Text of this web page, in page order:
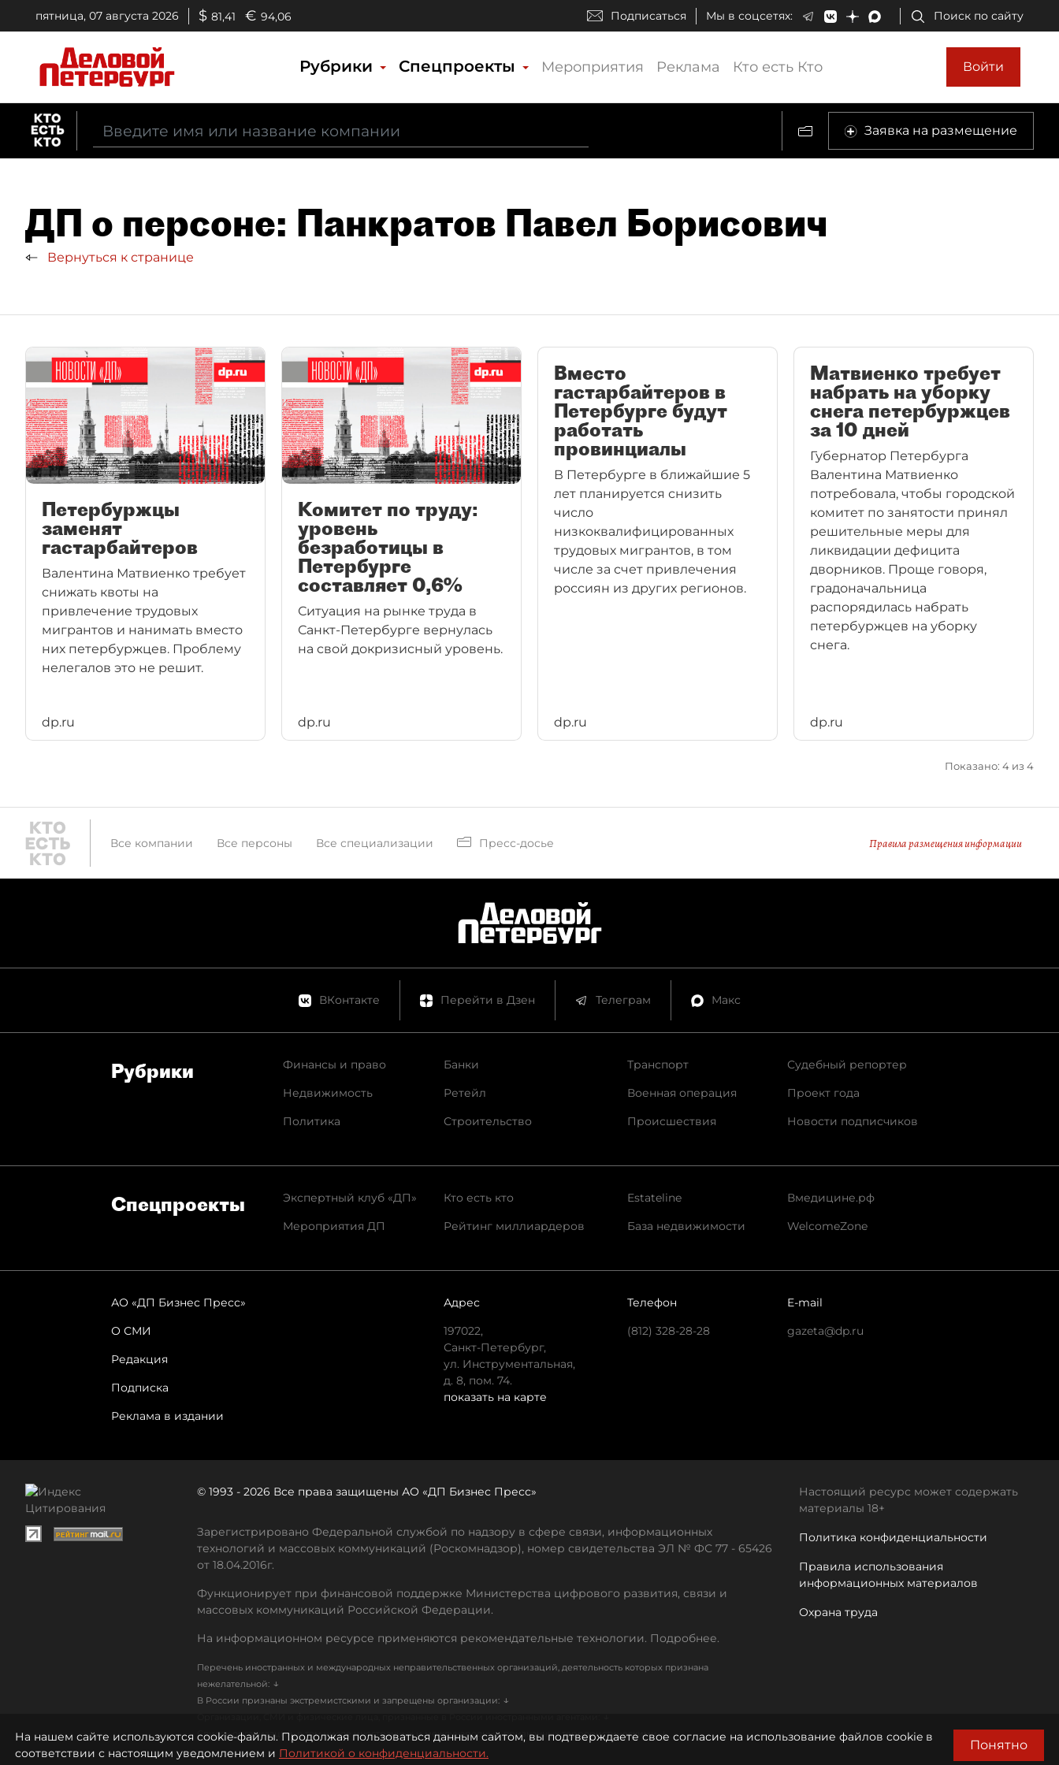
пятница, 07 августа 2026 $ 81,41 € 94,06 Подписаться Мы в соцсетях: Поиск по сайту
Рубрики Спецпроекты Мероприятия Реклама Кто есть Кто Войти
Заявка на размещение
ДП о персоне: Панкратов Павел Борисович
Вернуться к странице
Петербуржцы
заменят
гастарбайтеров
Валентина Матвиенко требует
снижать квоты на
привлечение трудовых
мигрантов и нанимать вместо
них петербуржцев. Проблему
нелегалов это не решит.
dp.ru
Комитет по труду:
уровень
безработицы в
Петербурге
составляет 0,6%
Ситуация на рынке труда в
Санкт-Петербурге вернулась
на свой докризисный уровень.
dp.ru
Вместо
гастарбайтеров в
Петербурге будут
работать
провинциалы
В Петербурге в ближайшие 5
лет планируется снизить
число
низкоквалифицированных
трудовых мигрантов, в том
числе за счет привлечения
россиян из других регионов.
dp.ru
Матвиенко требует
набрать на уборку
снега петербуржцев
за 10 дней
Губернатор Петербурга
Валентина Матвиенко
потребовала, чтобы городской
комитет по занятости принял
решительные меры для
ликвидации дефицита
дворников. Проще говоря,
градоначальница
распорядилась набрать
петербуржцев на уборку
снега.
dp.ru
Показано: 4 из 4
Все компании Все персоны Все специализации Пресс-досье Правила размещения информации
ВКонтакте Перейти в Дзен Телеграм Макс
Рубрики
Финансы и право
Недвижимость
Политика
Банки
Ретейл
Строительство
Транспорт
Военная операция
Происшествия
Судебный репортер
Проект года
Новости подписчиков
Спец­проекты
Экспертный клуб «ДП»
Мероприятия ДП
Кто есть кто
Рейтинг миллиардеров
Estateline
База недвижимости
Вмедицине.рф
WelcomeZone
АО «ДП Бизнес Пресс»
О СМИ
Редакция
Подписка
Реклама в издании
Адрес
197022,
Санкт-Петербург,
ул. Инструментальная,
д. 8, пом. 74.
показать на карте
Телефон
(812) 328-28-28
E-mail
gazeta@dp.ru
© 1993 - 2026 Все права защищены АО «ДП Бизнес Пресс»
Зарегистрировано Федеральной службой по надзору в сфере связи, информационных
технологий и массовых коммуникаций (Роскомнадзор), номер свидетельства ЭЛ № ФС 77 - 65426
от 18.04.2016г.
Функционирует при финансовой поддержке Министерства цифрового развития, связи и
массовых коммуникаций Российской Федерации.
На информационном ресурсе применяются рекомендательные технологии. Подробнее.
Перечень иностранных и международных неправительственных организаций, деятельность которых признана
нежелательной: ↓
В России признаны экстремистскими и запрещены организации: ↓
Список организаций, в том числе иностранных и международных, признанных террористическими↓
Настоящий ресурс может содержать
материалы 18+
Политика конфиденциальности
Правила использования
информационных материалов
Охрана труда
На нашем сайте используются cookie-файлы. Продолжая пользоваться данным сайтом, вы подтверждаете свое согласие на использование файлов cookie в
соответствии с настоящим уведомлением и Политикой о конфиденциальности.
Понятно